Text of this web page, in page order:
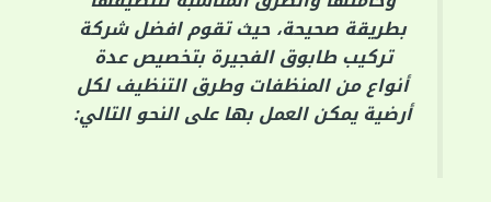
بطريقة صحيحة، حيث تقوم افضل شركة
تركيب طابوق الفجيرة بتخصيص عدة
أنواع من المنظفات وطرق التنظيف لكل
أرضية يمكن العمل بها على النحو التالي: